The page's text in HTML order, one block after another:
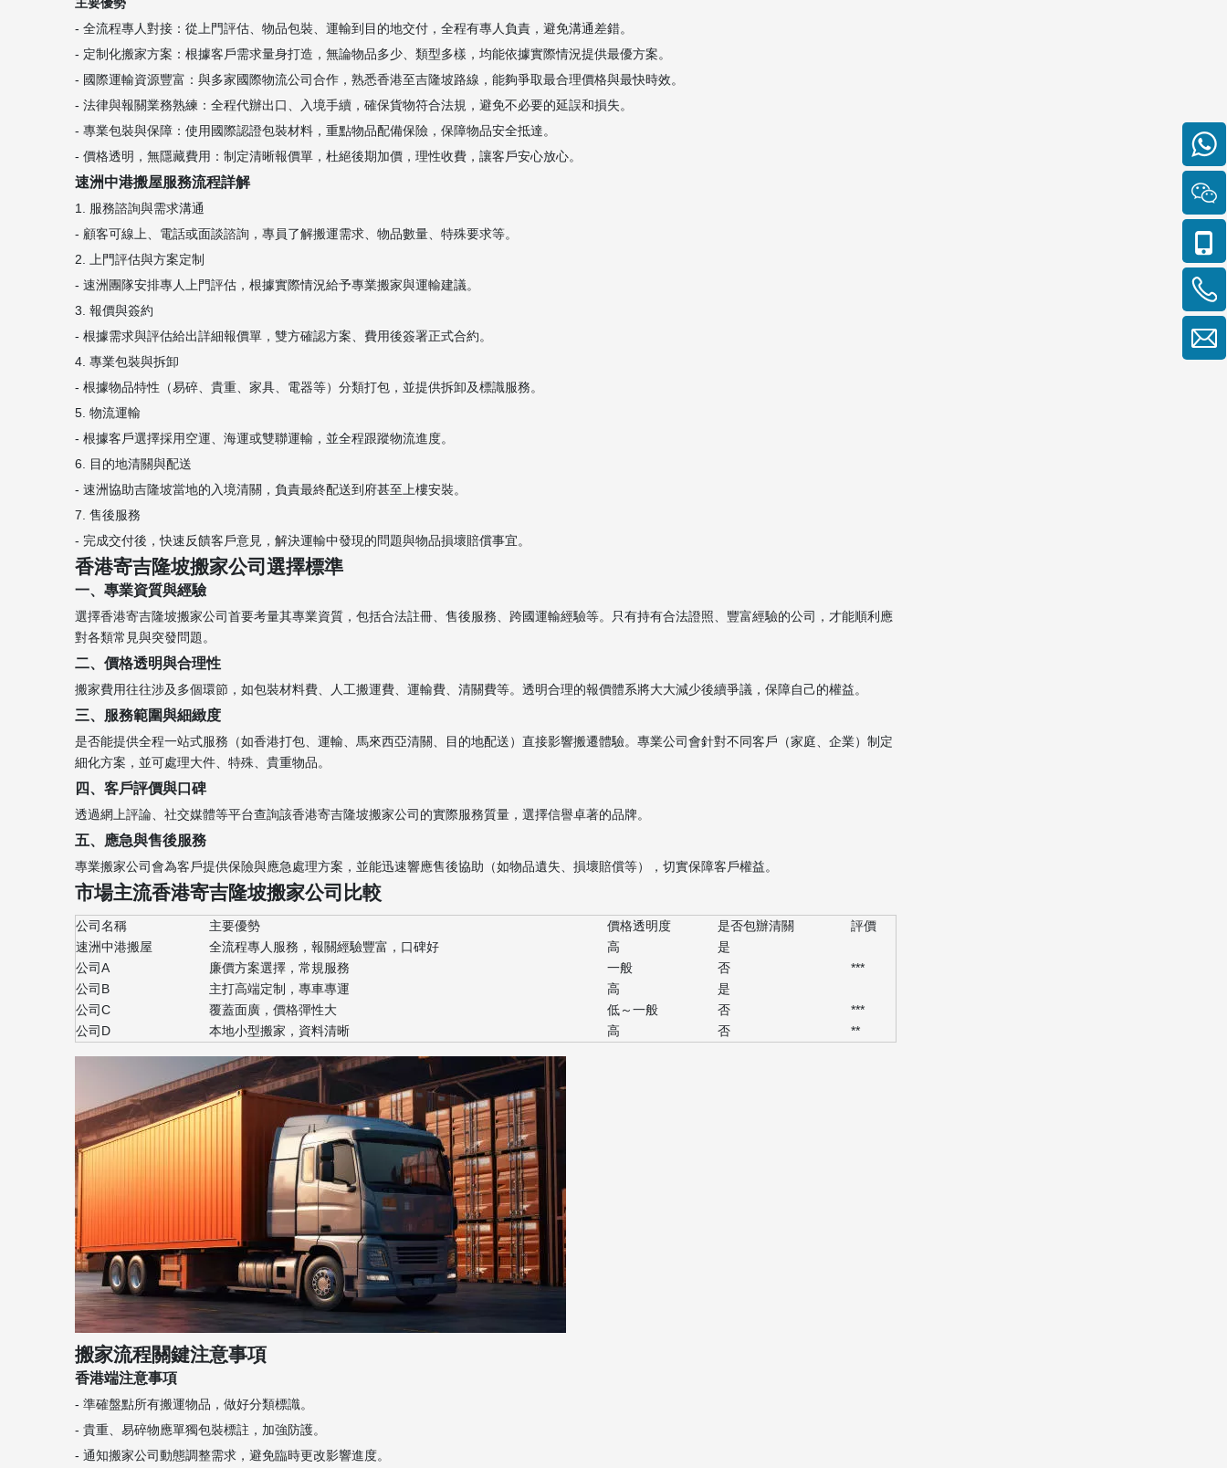
- 全流程專人對接：從上門評估、物品包裝、運輸到目的地交付，全程有專人負責，避免溝通差錯。
- 定制化搬家方案：根據客戶需求量身打造，無論物品多少、類型多樣，均能依據實際情況提供最優方案。
- 國際運輸資源豐富：與多家國際物流公司合作，熟悉香港至吉隆坡路線，能夠爭取最合理價格與最快時效。
- 法律與報關業務熟練：全程代辦出口、入境手續，確保貨物符合法規，避免不必要的延誤和損失。
- 專業包裝與保障：使用國際認證包裝材料，重點物品配備保險，保障物品安全抵達。
- 價格透明，無隱藏費用：制定清晰報價單，杜絕後期加價，理性收費，讓客戶安心放心。
速洲中港搬屋服務流程詳解
1. 服務諮詢與需求溝通
- 顧客可線上、電話或面談諮詢，專員了解搬運需求、物品數量、特殊要求等。
2. 上門評估與方案定制
- 速洲團隊安排專人上門評估，根據實際情況給予專業搬家與運輸建議。
3. 報價與簽約
- 根據需求與評估給出詳細報價單，雙方確認方案、費用後簽署正式合約。
4. 專業包裝與拆卸
- 根據物品特性（易碎、貴重、家具、電器等）分類打包，並提供拆卸及標識服務。
5. 物流運輸
- 根據客戶選擇採用空運、海運或雙聯運輸，並全程跟蹤物流進度。
6. 目的地清關與配送
- 速洲協助吉隆坡當地的入境清關，負責最終配送到府甚至上樓安裝。
7. 售後服務
- 完成交付後，快速反饋客戶意見，解決運輸中發現的問題與物品損壞賠償事宜。
香港寄吉隆坡搬家公司選擇標準
一、專業資質與經驗
選擇香港寄吉隆坡搬家公司首要考量其專業資質，包括合法註冊、售後服務、跨國運輸經驗等。只有持有合法證照、豐富經驗的公司，才能順利應
對各類常見與突發問題。
二、價格透明與合理性
搬家費用往往涉及多個環節，如包裝材料費、人工搬運費、運輸費、清關費等。透明合理的報價體系將大大減少後續爭議，保障自己的權益。
三、服務範圍與細緻度
是否能提供全程一站式服務（如香港打包、運輸、馬來西亞清關、目的地配送）直接影響搬遷體驗。專業公司會針對不同客戶（家庭、企業）制定
細化方案，並可處理大件、特殊、貴重物品。
四、客戶評價與口碑
透過網上評論、社交媒體等平台查詢該香港寄吉隆坡搬家公司的實際服務質量，選擇信譽卓著的品牌。
五、應急與售後服務
專業搬家公司會為客戶提供保險與應急處理方案，並能迅速響應售後協助（如物品遺失、損壞賠償等），切實保障客戶權益。
市場主流香港寄吉隆坡搬家公司比較
公司名稱 主要優勢 價格透明度 是否包辦清關
評價
速洲中港搬屋
全流程專人服務，報關經驗豐富，口碑好 高
是
公司A
廉價方案選擇，常規服務 一般 否
***
公司B
主打高端定制，專車專運 高
是
公司C
覆蓋面廣，價格彈性大 低～一般 否
***
公司D
本地小型搬家，資料清晰 高 否 **
搬家流程關鍵注意事項
香港端注意事項
- 準確盤點所有搬運物品，做好分類標識。
- 貴重、易碎物應單獨包裝標註，加強防護。
- 通知搬家公司動態調整需求，避免臨時更改影響進度。